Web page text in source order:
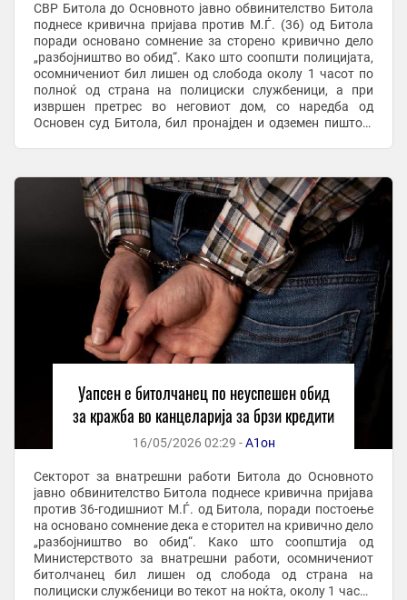
СВР Битола до Основното јавно обвинителство Битола
поднесе кривична пријава против М.Ѓ. (36) од Битола
поради основано сомнение за сторено кривично дело
„разбојништво во обид“. Како што соопшти полицијата,
осомничениот бил лишен од слобода околу 1 часот по
полноќ од страна на полициски службеници, а при
извршен претрес во неговиот дом, со наредба од
Основен суд Битола, бил пронајден и одземен пиштол.
Уапсен е битолчанец по неуспешен обид
за кражба во канцеларија за брзи кредити
16/05/2026 02:29 -А1он
Секторот за внатрешни работи Битола до Основното
јавно обвинителство Битола поднесе кривична пријава
против 36-годишниот М.Ѓ. од Битола, поради постоење
на основано сомнение дека е сторител на кривично дело
„разбојништво во обид“. Како што соопштија од
Министерството за внатрешни работи, осомничениот
битолчанец бил лишен од слобода од страна на
полициски службеници во текот на ноќта, околу 1 часот